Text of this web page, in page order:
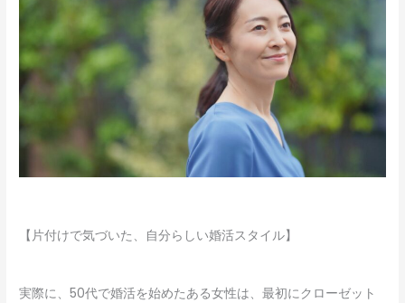
【片付けで気づいた、自分らしい婚活スタイル】
実際に、50代で婚活を始めたある女性は、最初にクローゼット